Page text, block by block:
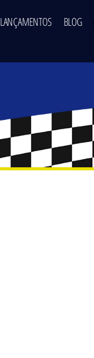
LANÇAMENTOS BLOG